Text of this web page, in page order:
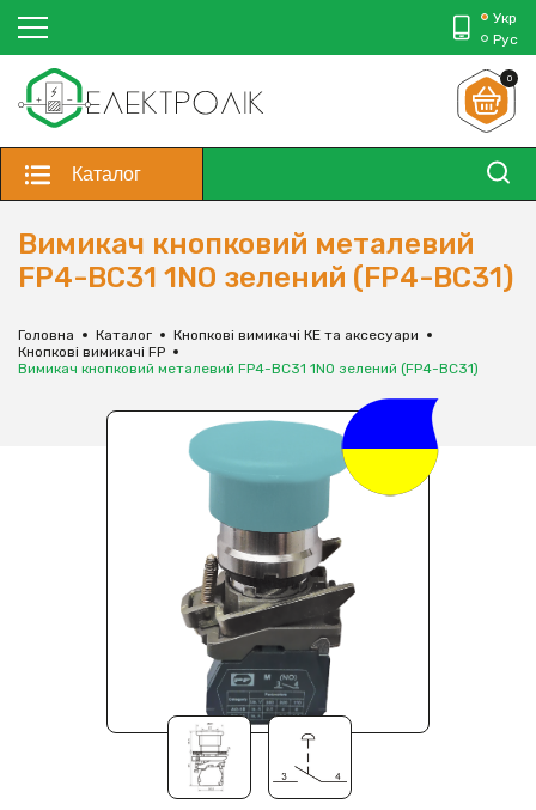
Укр
Рус
0
Каталог
Вимикач кнопковий металевий
FP4-BC31 1NO зелений (FP4-BC31)
Головна Каталог
Кнопкові вимикачі КЕ та аксесуари
Кнопкові вимикачі FP
Вимикач кнопковий металевий FP4-BC31 1NO зелений (FP4-BC31)